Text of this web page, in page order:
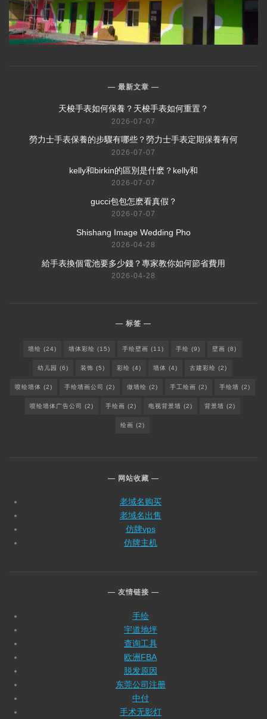
最新文章
​天梭手表如何保養？天梭手表如何重置？
2026-07-07
​勞力士手表保養的步驟有哪些？勞力士手表定期保養有何
2026-07-07
​kelly和birkin的區別是什麽？kelly和
2026-07-07
​gucci包包怎麽看真假？
2026-07-07
Shishang Image Wedding Pho
2026-04-28
給手表換個電池要多少錢？專家教你如何節省費用
2026-04-28
标签
墙绘 (24) 墙体彩绘 (15) 手绘壁画 (11) 手绘 (9) 壁画 (8)
幼儿园 (6) 装饰 (5) 彩绘 (4) 墙体 (4) 古建彩绘 (2)
喷绘墙体 (2) 手绘墙画公司 (2) 做墙绘 (2) 手工绘画 (2) 手绘墙 (2)
喷绘墙体广告公司 (2) 手绘画 (2) 电视背景墙 (2) 背景墙 (2)
绘画 (2)
网站收藏
老域名购买
老域名出售
仿牌vps
仿牌主机
友情链接
手绘
宇道地坪
查询工具
欧洲FBA
脱发原因
东莞公司注册
中付
手术无影灯